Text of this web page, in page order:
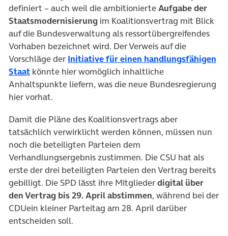
definiert – auch weil die ambitionierteAufgabe der
Staatsmodernisierung im Koalitionsvertrag mit Blick
auf die Bundesverwaltung als ressortübergreifendes
Vorhaben bezeichnet wird. Der Verweis auf die
Vorschläge der Initiative für einen handlungsfähigen
Staat(öffnet in neuem Tab)
könnte hier womöglich inhaltliche
Anhaltspunkte liefern, was die neue Bundesregierung
hier vorhat.
Damit die Pläne des Koalitionsvertrags aber
tatsächlich verwirklicht werden können, müssen nun
noch die beteiligten Parteien dem
Verhandlungsergebnis zustimmen. Die CSU hat als
erste der drei beteiligten Parteien den Vertrag bereits
gebilligt. Die SPD lässt ihre Mitgliederdigital über
den Vertrag bis 29. April abstimmen, während bei der
CDUein kleiner Parteitag am 28. April darüber
entscheiden soll.